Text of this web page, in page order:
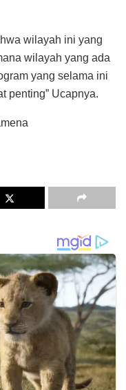
wilayah ini yang
wilayah yang ada
yang selama ini
penting” Ucapnya.